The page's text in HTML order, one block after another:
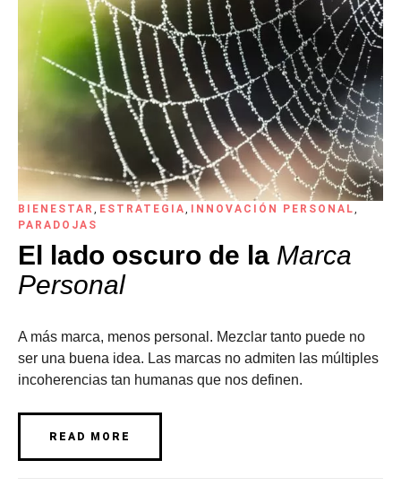
BIENESTAR , ESTRATEGIA, INNOVACIÓN PERSONAL,
PARADOJAS
El lado oscuro de la Marca
Personal
A más marca, menos personal. Mezclar tanto puede no
ser una buena idea. Las marcas no admiten las múltiples
incoherencias tan humanas que nos definen.
READ MORE